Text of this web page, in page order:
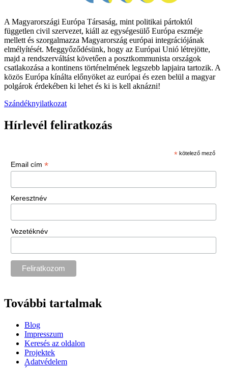
A Magyarországi Európa Társaság, mint politikai pártoktól
független civil szervezet, kiáll az egységesülő Európa eszméje
mellett és szorgalmazza Magyarország európai integrációjának
elmélyítését. Meggyőződésünk, hogy az Európai Unió létrejötte,
majd a rendszerváltást követően a posztkommunista országok
csatlakozása a kontinens történelmének legszebb lapjaira tartozik. A
közös Európa kínálta előnyöket az európai és ezen belül a magyar
polgárok érdekében ki lehet és ki is kell aknázni!
Szándéknyilatkozat
Hírlevél feliratkozás
* kötelező mező
Email cím *
Keresztnév
Vezetéknév
További tartalmak
Blog
Impresszum
Keresés az oldalon
Projektek
Adatvédelem